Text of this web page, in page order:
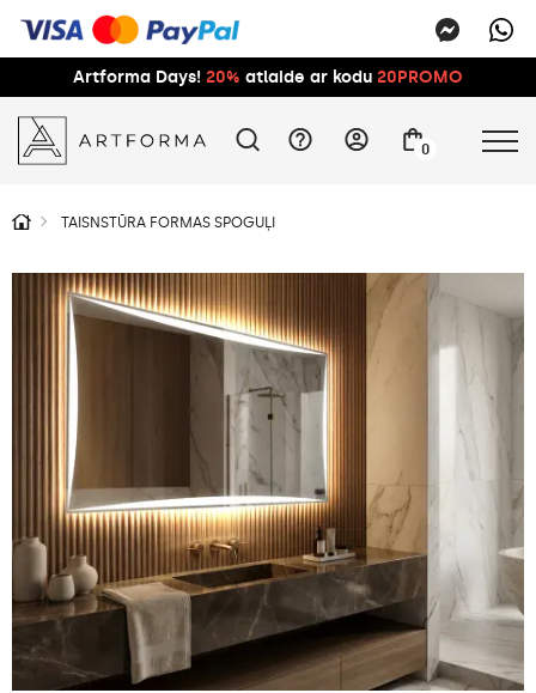
Artforma Days! 20% atlaide ar kodu 20PROMO
0
TAISNSTŪRA FORMAS SPOGUĻI